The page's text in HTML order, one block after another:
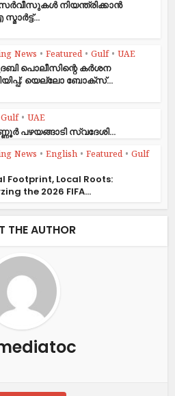
നിയന്ത്രിക്കാൻ
News • Featured • Gulf • UAE
പൊലീസിന്റെ കർശന
യെല്ലോ ബോക്സ്...
Gulf • UAE
പഴയങ്ങാടി സ്വദേശി...
News • English • Featured • Gulf
Footprint, Local Roots:
the 2026 FIFA...
THE AUTHOR